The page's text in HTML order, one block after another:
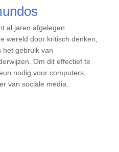
al jaren afgelegen
wereld door kritisch denken,
het gebruik van
Om dit effectief te
nodig voor computers,
van sociale media.